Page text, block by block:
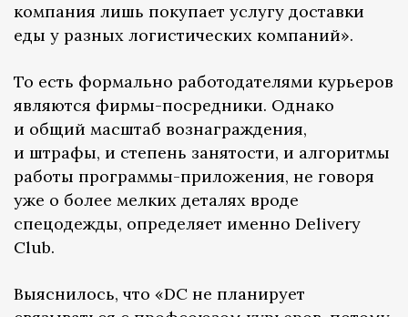
компания лишь покупает услугу доставки
еды у разных логистических компаний».
То есть формально работодателями курьеров
являются фирмы-посредники. Однако
и общий масштаб вознаграждения,
и штрафы, и степень занятости, и алгоритмы
работы программы-приложения, не говоря
уже о более мелких деталях вроде
спецодежды, определяет именно Delivery
Club.
Выяснилось, что «DC не планирует